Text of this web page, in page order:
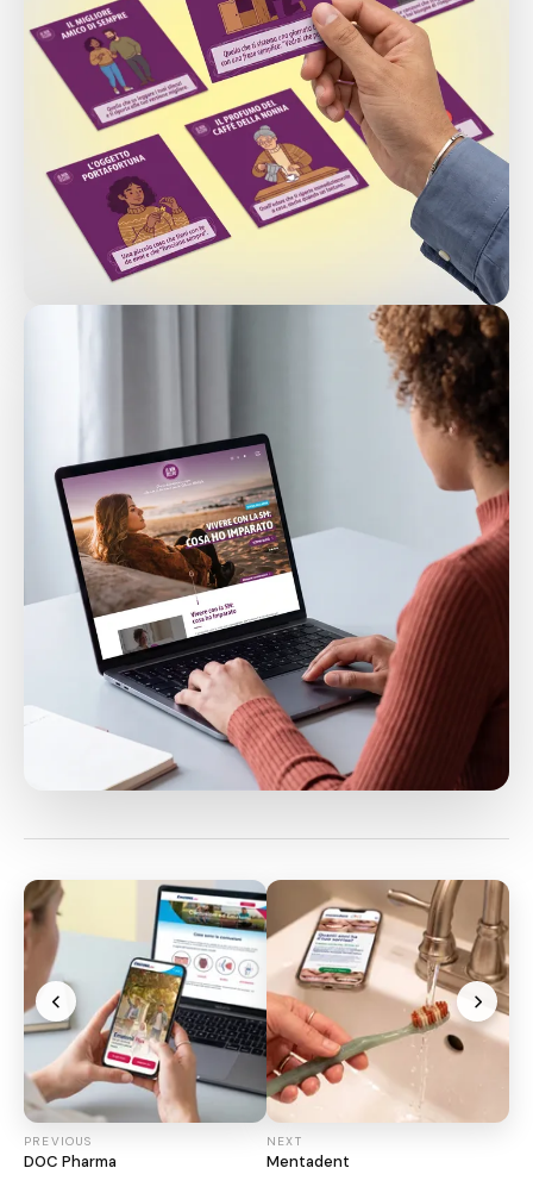
PREVIOUS
DOC Pharma
NEXT
Mentadent